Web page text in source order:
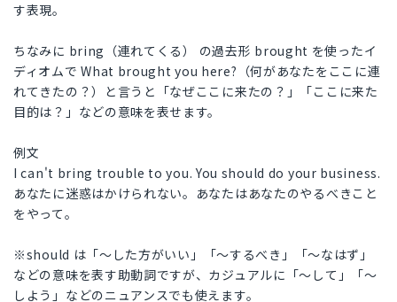
す表現。
ちなみに bring（連れてくる） の過去形 brought を使ったイ
ディオムで What brought you here?（何があなたをここに連
れてきたの？）と言うと「なぜここに来たの？」「ここに来た
目的は？」などの意味を表せます。
例文
I can't bring trouble to you. You should do your business.
あなたに迷惑はかけられない。あなたはあなたのやるべきこと
をやって。
※should は「〜した方がいい」「〜するべき」「〜なはず」
などの意味を表す助動詞ですが、カジュアルに「〜して」「〜
しよう」などのニュアンスでも使えます。